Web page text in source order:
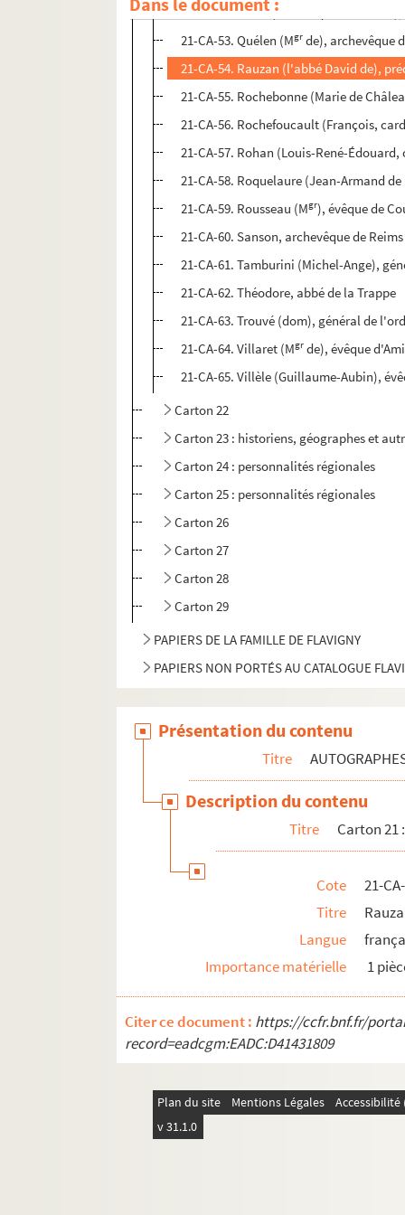
21-CA-52. Pradt (Dominique Dufour
21-CA-53. Quélen (Mgr de), archevêque
21-CA-54. Rauzan (l'abbé David de),
21-CA-55. Rochebonne (Marie de
21-CA-56. Rochefoucault (François,
21-CA-57. Rohan (Louis-René-
21-CA-58. Roquelaure (Jean-Armand
21-CA-59. Rousseau (Mgr), évêque de
21-CA-60. Sanson, archevêque de Reims
21-CA-61. Tamburini (Michel-Ange),
21-CA-62. Théodore, abbé de la Trappe
21-CA-63. Trouvé (dom), général de
21-CA-64. Villaret (Mgr de), évêque
21-CA-65. Villèle (Guillaume-Aubin),
Carton 22
Carton 23 : historiens, géographes et
Carton 24 : personnalités régionales
Carton 25 : personnalités régionales
Carton 26
Carton 27
Carton 28
Carton 29
PAPIERS DE LA FAMILLE DE FLAVIGNY
PAPIERS NON PORTÉS AU CATALOGUE
Présentation du contenu
Titre
Description du contenu
Titre Carton 21
Cote
21-
Titre
Langue
Importance matérielle
1
Citer ce document : https://ccfr.bnf.fr/
record=eadcgm:EADC:D41431809
Plan du site Mentions Légales
v 31.1.0